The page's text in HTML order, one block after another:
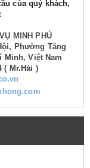
của quý khách,
MINH PHÚ
Phường Tăng
Minh, Việt Nam
( Mr.Hải )